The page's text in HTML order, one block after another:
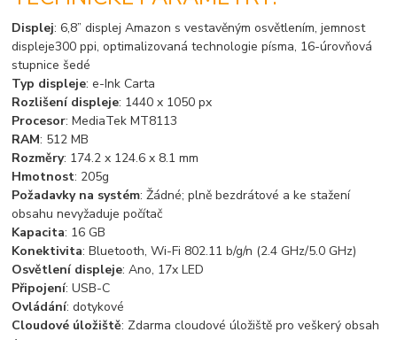
Displej: 6,8” displej Amazon s vestavěným osvětlením, jemnost
displeje300 ppi, optimalizovaná technologie písma, 16-úrovňová
stupnice šedé
Typ displeje: e-Ink Carta
Rozlišení displeje: 1440 x 1050 px
Procesor: MediaTek MT8113
RAM: 512 MB
Rozměry: 174.2 x 124.6 x 8.1 mm
Hmotnost: 205g
Požadavky na systém: Žádné; plně bezdrátové a ke stažení
obsahu nevyžaduje počítač
Kapacita: 16 GB
Konektivita: Bluetooth, Wi-Fi 802.11 b/g/n (2.4 GHz/5.0 GHz)
Osvětlení displeje: Ano, 17x LED
Připojení: USB-C
Ovládání: dotykové
Cloudové úložiště: Zdarma cloudové úložiště pro veškerý obsah